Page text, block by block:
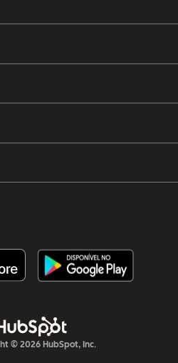
© 2026 HubSpot, Inc.